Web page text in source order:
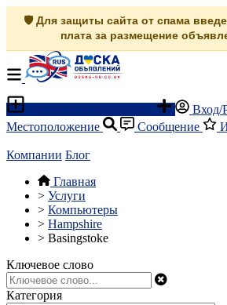
🛡️ Для защиты сайта от спама
плата за размещение
Вход/
Местоположение
Сообщение
Компании Блог
Главная
> Услуги
> Компьютеры
> Hampshire
> Basingstoke
Ключевое слово
Категория